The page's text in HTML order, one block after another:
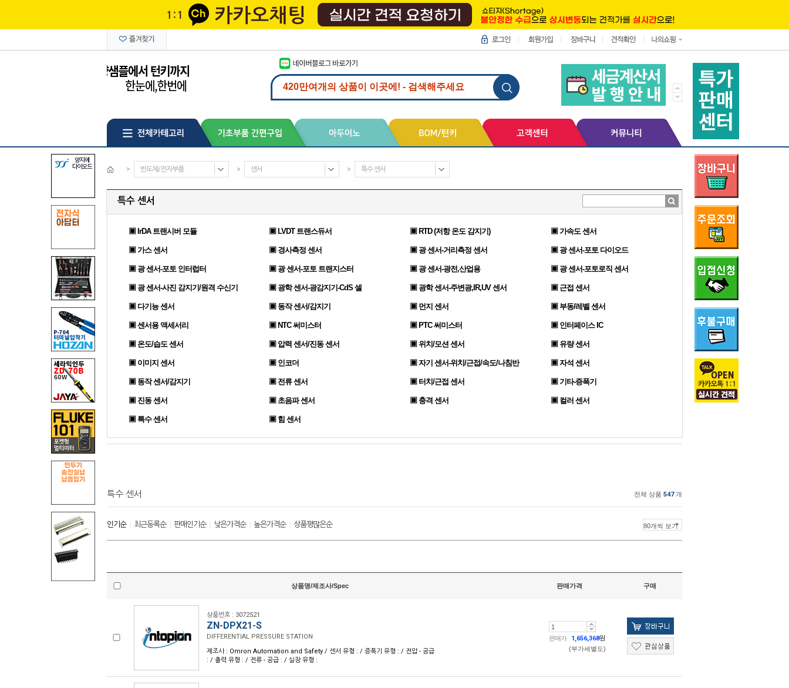
> 반도체/전자부품 > 센서 > 특수 센서
특수 센서
▣ IrDA 트랜시버 모듈 ▣ LVDT 트랜스듀서 ▣ RTD (저항 온도 감지기) ▣ 가속도 센서
▣ 가스 센서 ▣ 경사측정 센서 ▣ 광 센서-거리측정 센서 ▣ 광 센서-포토 다이오드
▣ 광 센서-포토 인터럽터 ▣ 광 센서-포토 트랜지스터 ▣ 광 센서-광전,산업용 ▣ 광 센서-포토로직 센서
▣ 광 센서-사진 감지기/원격 수신기 ▣ 광학 센서-광감지기-CdS 셀 ▣ 광학 센서-주변광,IR,UV 센서 ▣ 근접 센서
▣ 다기능 센서 ▣ 동작 센서/감지기 ▣ 먼지 센서 ▣ 부동/레벨 센서
▣ 센서용 액세서리 ▣ NTC 써미스터 ▣ PTC 써미스터 ▣ 인터페이스 IC
▣ 온도/습도 센서 ▣ 압력 센서/진동 센서 ▣ 위치/모션 센서 ▣ 유량 센서
▣ 이미지 센서 ▣ 인코더 ▣ 자기 센서-위치/근접/속도/나침반 ▣ 자석 센서
▣ 동작 센서/감지기 ▣ 전류 센서 ▣ 터치/근접 센서 ▣ 기타-증폭기
▣ 진동 센서 ▣ 초음파 센서 ▣ 충격 센서 ▣ 컬러 센서
▣ 특수 센서 ▣ 힘 센서
특수 센서 전체 상품 547개
인기순| 최근등록순| 판매인기순| 낮은가격순| 높은가격순| 상품평많은순
상품명/제조사/Spec 판매가격 구매
상품번호 : 3072521
ZN-DPX21-S
DIFFERENTIAL PRESSURE STATION
제조사 : Omron Automation and Safety / 센서 유형 : / 증폭기 유형 : / 전압 - 공급
: / 출력 유형 : / 전류 - 공급 : / 실장 유형 :
판매가 1,656,368원
(부가세별도)